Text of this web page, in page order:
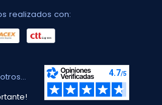
realizados con: